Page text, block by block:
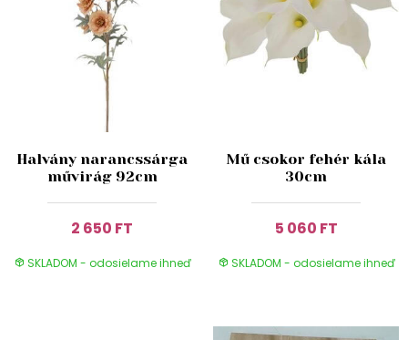
Halvány narancssárga
művirág 92cm
2 650 FT
SKLADOM - odosielame ihneď
Mű csokor fehér kála
30cm
5 060 FT
SKLADOM - odosielame ihneď